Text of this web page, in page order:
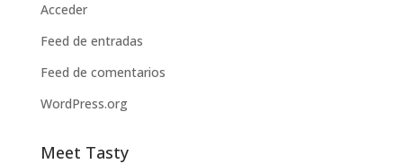
Acceder
Feed de entradas
Feed de comentarios
WordPress.org
Meet Tasty